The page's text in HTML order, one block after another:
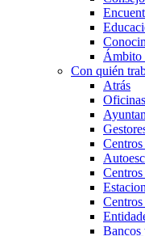
Ámbito
Con quién
Atrás
Bancos